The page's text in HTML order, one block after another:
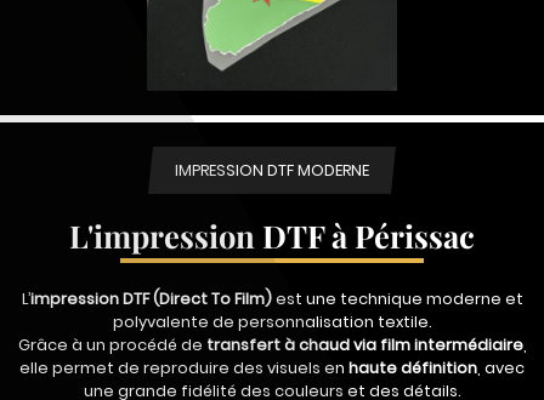
IMPRESSION DTF MODERNE
L'impression DTF à Périssac
L’impression DTF (Direct To Film)est une technique moderne et
polyvalente de personnalisation textile.
Grâce à un procédé de transfert à chaud via film intermédiaire,
elle permet de reproduire des visuels en haute définition , avec
une grande fidélité des couleurs et des détails.